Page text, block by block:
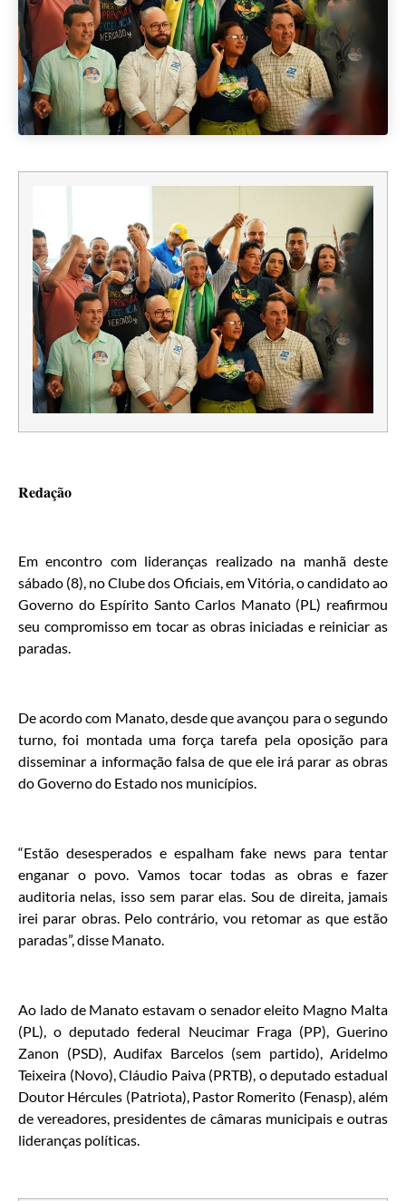
Redação
Em encontro com lideranças realizado na manhã deste
sábado (8), no Clube dos Oficiais, em Vitória, o candidato ao
Governo do Espírito Santo Carlos Manato (PL) reafirmou
seu compromisso em tocar as obras iniciadas e reiniciar as
paradas.
De acordo com Manato, desde que avançou para o segundo
turno, foi montada uma força tarefa pela oposição para
disseminar a informação falsa de que ele irá parar as obras
do Governo do Estado nos municípios.
“Estão desesperados e espalham fake news para tentar
enganar o povo. Vamos tocar todas as obras e fazer
auditoria nelas, isso sem parar elas. Sou de direita, jamais
irei parar obras. Pelo contrário, vou retomar as que estão
paradas”, disse Manato.
Ao lado de Manato estavam o senador eleito Magno Malta
(PL), o deputado federal Neucimar Fraga (PP), Guerino
Zanon (PSD), Audifax Barcelos (sem partido), Aridelmo
Teixeira (Novo), Cláudio Paiva (PRTB), o deputado estadual
Doutor Hércules (Patriota), Pastor Romerito (Fenasp), além
de vereadores, presidentes de câmaras municipais e outras
lideranças políticas.